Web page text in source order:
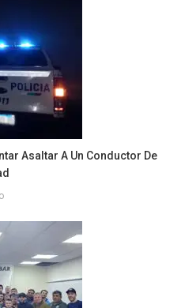
Asaltar A Un Conductor De